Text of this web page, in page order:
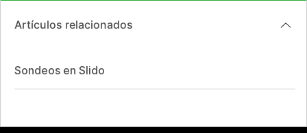
Artículos relacionados
Sondeos en Slido